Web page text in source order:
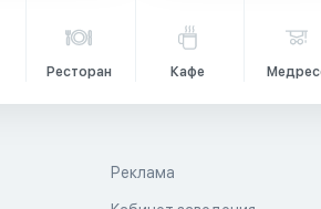
Ресторан Кафе
Реклама